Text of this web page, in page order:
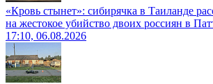
«Кровь стынет»: сибирячка в Таиланде
на жестокое убийство двоих россиян в
17:10, 06.08.2026